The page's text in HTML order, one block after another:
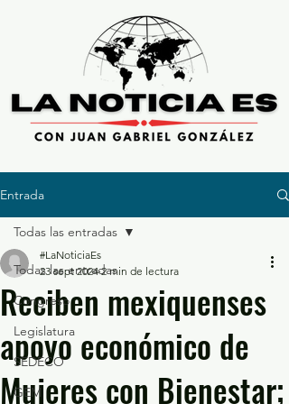
Entrada
Todas las entradas
Congreso
Legislatura
SEDECO
GEM
Todas las entradas
Reciben mexiquenses
apoyo económico de
Mujeres con Bienestar;
#LaNoticiaEs
23 sept 2024 2 min de lectura